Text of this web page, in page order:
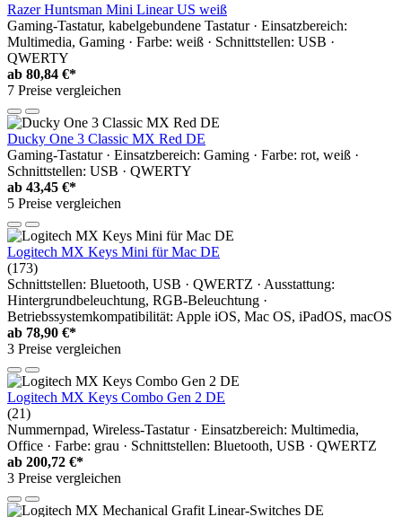
Razer Huntsman Mini Linear US weiß
Gaming-Tastatur, kabelgebundene Tastatur · Einsatzbereich:
Multimedia, Gaming · Farbe: weiß · Schnittstellen: USB ·
QWERTY
ab 80,84 €*
7 Preise vergleichen
Ducky One 3 Classic MX Red DE
Gaming-Tastatur · Einsatzbereich: Gaming · Farbe: rot, weiß ·
Schnittstellen: USB · QWERTY
ab 43,45 €*
5 Preise vergleichen
Logitech MX Keys Mini für Mac DE
(173)
Schnittstellen: Bluetooth, USB · QWERTZ · Ausstattung:
Hintergrundbeleuchtung, RGB-Beleuchtung ·
Betriebssystemkompatibilität: Apple iOS, Mac OS, iPadOS, macOS
ab 78,90 €*
3 Preise vergleichen
Logitech MX Keys Combo Gen 2 DE
(21)
Nummernpad, Wireless-Tastatur · Einsatzbereich: Multimedia,
Office · Farbe: grau · Schnittstellen: Bluetooth, USB · QWERTZ
ab 200,72 €*
3 Preise vergleichen